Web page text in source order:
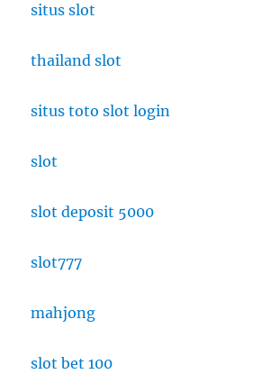
situs slot
thailand slot
situs toto slot login
slot
slot deposit 5000
slot777
mahjong
slot bet 100